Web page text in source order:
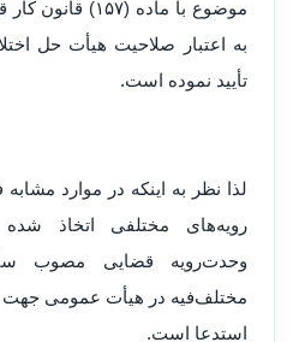
موضوع با ماده
به اعتبار صلاحیت هیأت حل
تأیید نموده است.
لذا نظر به اینکه در موارد
رو‌یه‌های مختلفی اتخاذ
مختلف‌فیه در هیأت عمومی جهت
استدعا است.